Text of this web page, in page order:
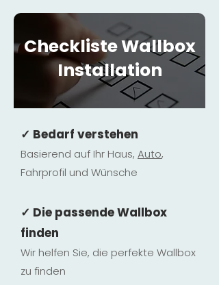
Checkliste Wallbox
Installation
✓ Bedarf verstehen
Basierend auf Ihr Haus, Auto,
Fahrprofil und Wünsche
✓ Die passende Wallbox
finden
Wir helfen Sie, die perfekte Wallbox
zu finden